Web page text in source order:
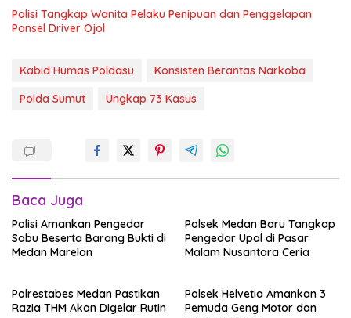
Polisi Tangkap Wanita Pelaku Penipuan dan Penggelapan
Ponsel Driver Ojol
Kabid Humas Poldasu
Konsisten Berantas Narkoba
Polda Sumut
Ungkap 73 Kasus
Baca Juga
Polisi Amankan Pengedar
Sabu Beserta Barang Bukti di
Medan Marelan
Polsek Medan Baru Tangkap
Pengedar Upal di Pasar
Malam Nusantara Ceria
Polrestabes Medan Pastikan
Razia THM Akan Digelar Rutin
Polsek Helvetia Amankan 3
Pemuda Geng Motor dan